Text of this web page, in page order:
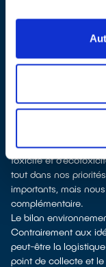
lot d’indicateurs
soit parce qu’il
calculs très fins, soit
impacts sur
L’analyse globale
climatique », «
« épuisement des
toxicité et
tout dans nos
importants, mais
complémentaire.
Le bilan
Contrairement aux
peut-être la
point de collecte et